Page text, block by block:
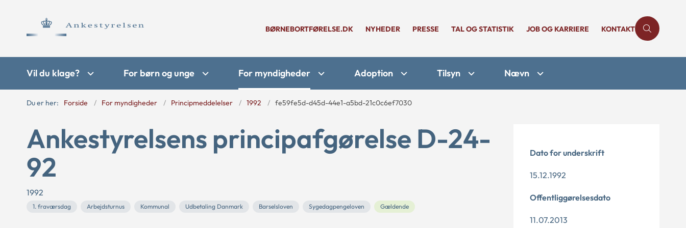
BØRNEBORTFØRELSE.DK NYHEDER PRESSE TAL OG STATISTIK JOB OG KARRIERE KONTAKT
Vil du klage? For børn og unge For myndigheder Adoption Tilsyn Nævn
Du er her: Forside For myndigheder Principmeddelelser 1992 fe59fe5d-d45d-44e1-a5bd-21c0c6ef7030
Ankestyrelsens principafgørelse D-24-
92
1992
1. fraværsdag Arbejdsturnus Kommunal Udbetaling Danmark Barselsloven Sygedagpengeloven Gældende
Dato for underskrift
15.12.1992
Offentliggørelsesdato
11.07.2013